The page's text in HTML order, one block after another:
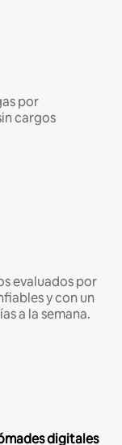
por
cargos
evaluados por
y con un
a la semana.
digitales